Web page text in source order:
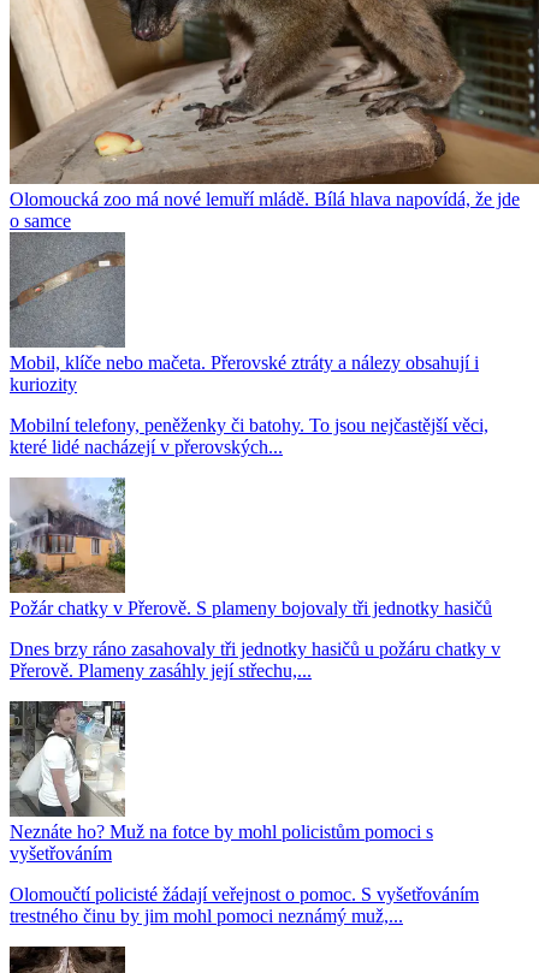
Olomoucká zoo má nové lemuří mládě. Bílá hlava napovídá, že jde
o samce
Mobil, klíče nebo mačeta. Přerovské ztráty a nálezy obsahují i
kuriozity
Mobilní telefony, peněženky či batohy. To jsou nejčastější věci,
které lidé nacházejí v přerovských...
Požár chatky v Přerově. S plameny bojovaly tři jednotky hasičů
Dnes brzy ráno zasahovaly tři jednotky hasičů u požáru chatky v
Přerově. Plameny zasáhly její střechu,...
Neznáte ho? Muž na fotce by mohl policistům pomoci s
vyšetřováním
Olomoučtí policisté žádají veřejnost o pomoc. S vyšetřováním
trestného činu by jim mohl pomoci neznámý muž,...